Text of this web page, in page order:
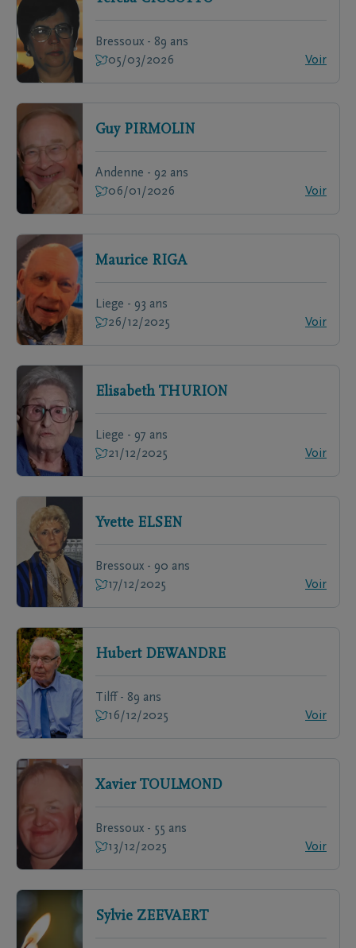
Bressoux - 89 ans
05/03/2026
Voir
Guy PIRMOLIN
Andenne - 92 ans
06/01/2026
Voir
Maurice RIGA
Liege - 93 ans
26/12/2025
Voir
Elisabeth THURION
Liege - 97 ans
21/12/2025
Voir
Yvette ELSEN
Bressoux - 90 ans
17/12/2025
Voir
Hubert DEWANDRE
Tilff - 89 ans
16/12/2025
Voir
Xavier TOULMOND
Bressoux - 55 ans
13/12/2025
Voir
Sylvie ZEEVAERT